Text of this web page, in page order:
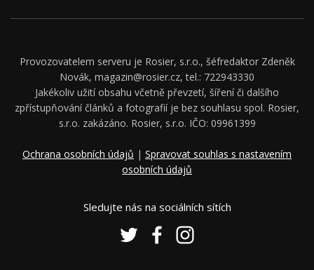
Provozovatelem serveru je Rosier, s.r.o., šéfredaktor Zdeněk
Novák, magazin@rosier.cz, tel.: 722943330
Jakékoliv užití obsahu včetně převzetí, šíření či dalšího
zpřístupňování článků a fotografií je bez souhlasu spol. Rosier,
s.r.o. zakázáno. Rosier, s.r.o. IČO: 09961399
Ochrana osobních údajů | Spravovat souhlas s nastavením
osobních údajů
Sledujte nás na sociálních sítích